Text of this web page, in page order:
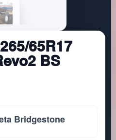
65R17
BS
Bridgestone